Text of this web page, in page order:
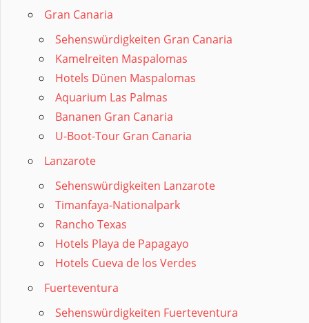
Gran Canaria
Sehenswürdigkeiten Gran Canaria
Kamelreiten Maspalomas
Hotels Dünen Maspalomas
Aquarium Las Palmas
Bananen Gran Canaria
U-Boot-Tour Gran Canaria
Lanzarote
Sehenswürdigkeiten Lanzarote
Timanfaya-Nationalpark
Rancho Texas
Hotels Playa de Papagayo
Hotels Cueva de los Verdes
Fuerteventura
Sehenswürdigkeiten Fuerteventura